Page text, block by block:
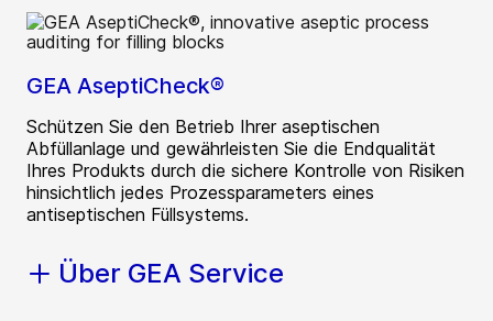
GEA AseptiCheck®
Schützen Sie den Betrieb Ihrer aseptischen
Abfüllanlage und gewährleisten Sie die Endqualität
Ihres Produkts durch die sichere Kontrolle von Risiken
hinsichtlich jedes Prozessparameters eines
antiseptischen Füllsystems.
Über GEA Service